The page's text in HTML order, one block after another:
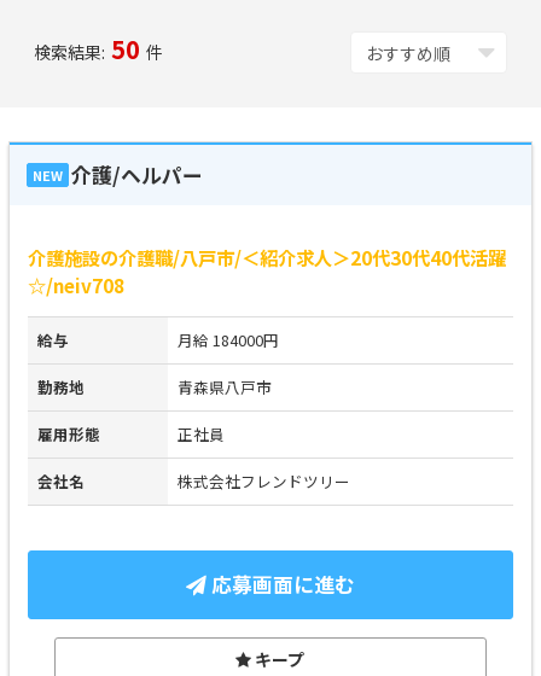
検索結果: 50 件
NEW 介護/ヘルパー
介護施設の介護職/八戸市/＜紹介求人＞20代30代40代活躍
☆/neiv708
給与 月給 184000円
勤務地 青森県八戸市
雇用形態 正社員
会社名 株式会社フレンドツリー
応募画面に進む
キープ